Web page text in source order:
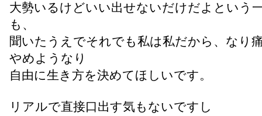
大勢いるけどいい出せないだけだよという
も、
聞いたうえでそれでも私は私だから、なり
やめようなり
自由に生き方を決めてほしいです。
リアルで直接口出す気もないですし